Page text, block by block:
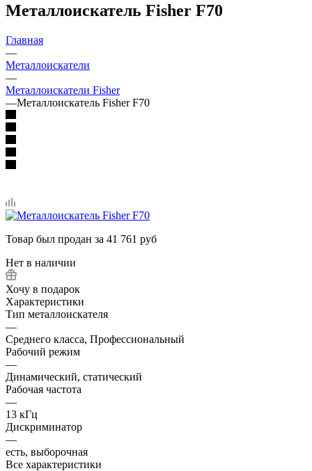
Металлоискатель Fisher F70
Главная
—
Металлоискатели
—
Металлоискатели Fisher
—Металлоискатель Fisher F70
Товар был продан за 41 761 руб
Нет в наличии
Хочу в подарок
Характеристики
Тип металлоискателя
—
Среднего класса, Профессиональный
Рабочий режим
—
Динамический, статический
Рабочая частота
—
13 кГц
Дискриминатор
—
есть, выборочная
Все характеристики